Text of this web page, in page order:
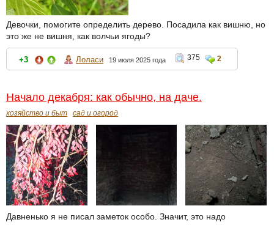
Девочки, помогите определить дерево. Посадила как вишню, но
это же не вишня, как волчьи ягоды?
+3 Лоласи 19 июля 2025 года 375 2
Начало декабря: как обычно, на даче.
хозяйство и быт сад и огород
Давненько я не писал заметок особо. Значит, это надо